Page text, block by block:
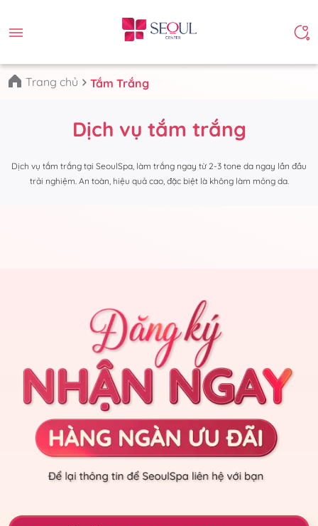
Trang chủ Tắm Trắng
Dịch vụ tắm trắng
Dịch vụ tắm trắng tại SeoulSpa, làm trắng ngay từ 2-3 tone da ngay lần đầu
trải nghiệm. An toàn, hiệu quả cao, đặc biệt là không làm mỏng da.